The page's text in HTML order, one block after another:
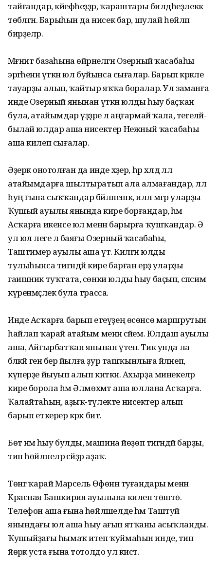
тайғандар, кәйефһеҙҙәр, ҡараштары билдәһеҙлеккә
төбәлгән. Барыһын да нисек бар, шулай һөйләп
бирҙеләр.
Мәғнит базаһына өйрәнелгән Озерный ҡасабаһы
эргәһенән үткән юл буйынса сығалар. Барып кәрәкле
тауарҙы алып, ҡайтыр яҡҡа боралар. Ул заманға
инде Озерный янынан үткән юлды һыу баҫҡан
була, атайымдар үҙҙәре лә аңғармай ҡала, тегеләй-
былай юлдар аша нисектер Нежный ҡасабаһы
аша килеп сығалар.
Әҙерәк онотолған да инде хәҙер, һәр хәлдә әллә
атайымдарға шылтыратып ала алмағандар, әллә
һуң ғына сыҡҡандар бәйләнешкә, иллә мәгәр уларҙы
Ҡушый ауылы янында кире борғандар, һәм
Асҡарға икенсе юл менән барырға ҡушҡандар. Ә
ул юл әлеге лә баяғы Озерный ҡасабаһы,
Таштимер ауылы аша үтә. Килгән юлды
тулыһынса тигәндәй кире барған ерҙә уларҙы
гаишник туҡтата, сөнки юлды һыу баҫып, сәпсим
күренмәҫлек була трасса.
Инде Асҡарға барып етеүҙең өсөнсө маршрутын
һайлап ҡарай атайым менән әсәйем. Юлдаш ауылы
аша, Айғырбатҡан янынан үтеп. Тик унда ла
бәләкәй генә бер йылға ҙур ташҡынлыға әйләнеп,
күперҙе йыуып алып киткән. Ахырҙа минекеләр
кире борола һәм Әлмөхәмәт аша юллана Асҡарға.
Ҡалайтаһың, аҙыҡ-түлекте нисектер алып
барып еткерер кәрәк бит.
Бөтә нәмә һыу булды, машина йөҙөп тигәндәй барҙы,
тип һөйләнеләр әсәйҙәр аҙаҡ.
Төнгә ҡарай Марсель Өфөнән туғандары менән
Красная Башкирия ауылына килеп төштө.
Телефон аша ғына һөйләшелде һәм Таштуй
янындағы юл аша һыу ағып ятҡаны асыҡланды.
Ҡушыйҙағы һымаҡ итеп ҡуймаһын инде, тип
йөрәк уста ғына тотолдо ул кистә.